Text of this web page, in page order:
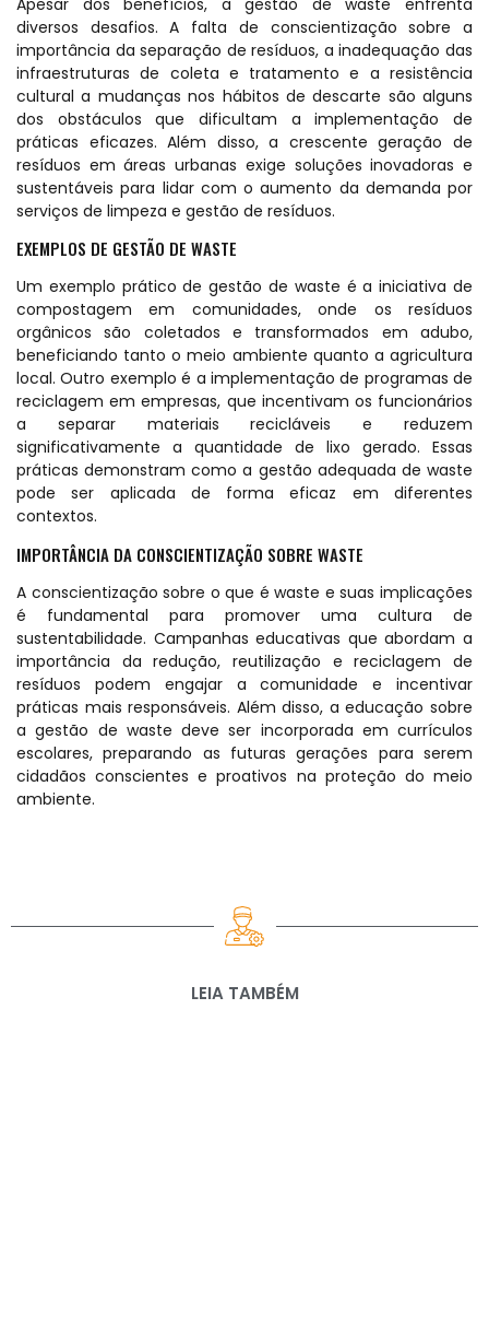
diversos desafios. A falta de conscientização sobre a
importância da separação de resíduos, a inadequação das
infraestruturas de coleta e tratamento e a resistência
cultural a mudanças nos hábitos de descarte são alguns
dos obstáculos que dificultam a implementação de
práticas eficazes. Além disso, a crescente geração de
resíduos em áreas urbanas exige soluções inovadoras e
sustentáveis para lidar com o aumento da demanda por
serviços de limpeza e gestão de resíduos.
EXEMPLOS DE GESTÃO DE WASTE
Um exemplo prático de gestão de waste é a iniciativa de
compostagem em comunidades, onde os resíduos
orgânicos são coletados e transformados em adubo,
beneficiando tanto o meio ambiente quanto a agricultura
local. Outro exemplo é a implementação de programas de
reciclagem em empresas, que incentivam os funcionários
a separar materiais recicláveis e reduzem
significativamente a quantidade de lixo gerado. Essas
práticas demonstram como a gestão adequada de waste
pode ser aplicada de forma eficaz em diferentes
contextos.
IMPORTÂNCIA DA CONSCIENTIZAÇÃO SOBRE WASTE
A conscientização sobre o que é waste e suas implicações
é fundamental para promover uma cultura de
sustentabilidade. Campanhas educativas que abordam a
importância da redução, reutilização e reciclagem de
resíduos podem engajar a comunidade e incentivar
práticas mais responsáveis. Além disso, a educação sobre
a gestão de waste deve ser incorporada em currículos
escolares, preparando as futuras gerações para serem
cidadãos conscientes e proativos na proteção do meio
ambiente.
LEIA TAMBÉM